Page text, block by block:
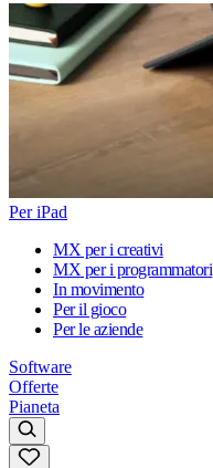
Per iPad
MX per i creativi
MX per i programmatori
In movimento
Per il gioco
Per le aziende
Software
Offerte
Pianeta